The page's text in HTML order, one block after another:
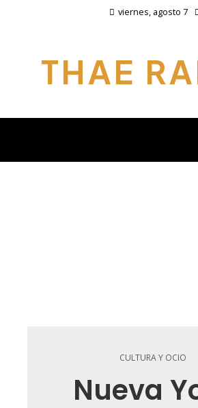
viernes, agosto 7
THAE
CULTURA Y OCIO
Nueva